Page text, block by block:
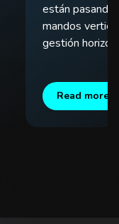
están
mandos
gestión
Read more